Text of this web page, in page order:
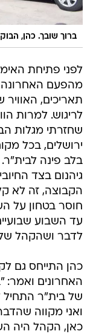
ברוך שובך. כהן,
לפני פתיחת
מהפעם האחרונה
תאריכים, האוויר
לריגוש. למרות
שחזרתי מגלות
ירושלים, בכל
בלב פינה לבית"ר.
גיהנום בצד
הקבוצה, זה לא
חוסר בטחון על
עד השבוע
לדבר ושהקהל
כהן התייחס גם
האחרונים ואמר:
של בית"ר
ואני מקווה